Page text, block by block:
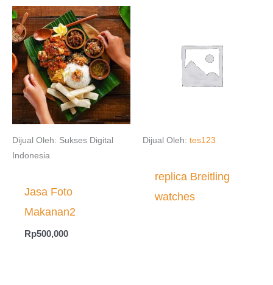
Dijual Oleh: Sukses Digital
Indonesia
Jasa Foto
Makanan2
Rp500,000
Dijual Oleh: tes123
replica Breitling
watches